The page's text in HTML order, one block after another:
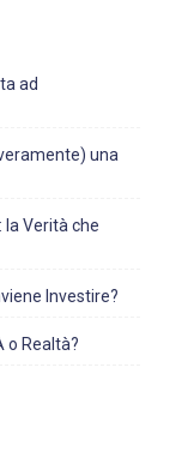
ad
una
la Verità che
Investire?
o Realtà?